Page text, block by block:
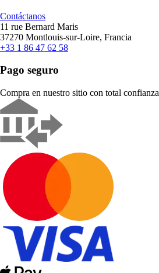
Contáctanos
11 rue Bernard Maris
37270 Montlouis-sur-Loire, Francia
+33 1 86 47 62 58
Pago seguro
Compra en nuestro sitio con total confianza